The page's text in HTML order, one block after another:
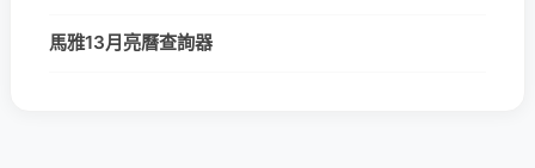
馬雅13月亮曆查詢器